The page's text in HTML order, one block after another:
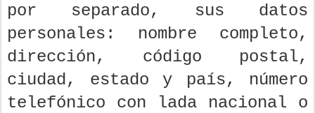
por separado, sus datos
personales: nombre completo,
dirección, código postal,
ciudad, estado y país, número
telefónico con lada nacional o